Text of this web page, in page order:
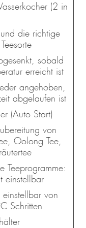
Design
Kaffeemühle
Pro Touch
30
(2 in
die richtige
sobald
erreicht ist
angehoben,
abgelaufen ist
(Auto Start)
von
Oolong Tee,
Teeprogramme:
einstellbar
von
Schritten